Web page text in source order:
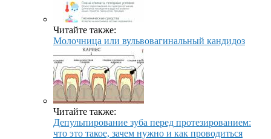
Читайте также:
Молочница или вульвовагинальный кандидоз
Читайте также:
Депульпирование зуба перед протезированием:
что это такое, зачем нужно и как проводиться